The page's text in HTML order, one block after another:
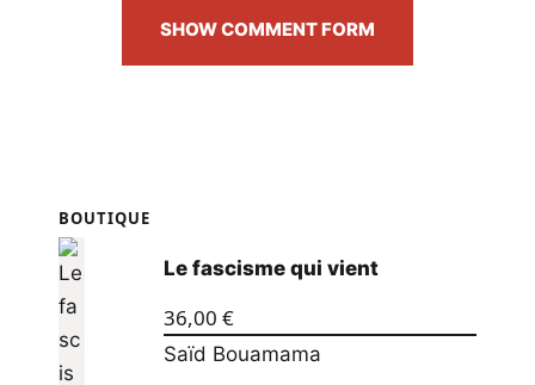
SHOW COMMENT FORM
BOUTIQUE
Le fascisme qui vient
36,00 €
Saïd Bouamama